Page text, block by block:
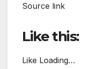
Source link
Like this:
Like Loading…